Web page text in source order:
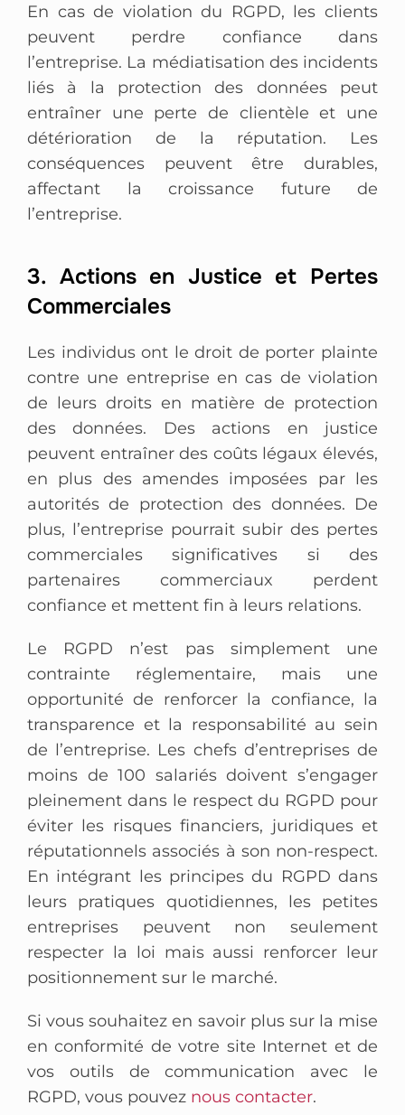
En cas de violation du RGPD, les clients
peuvent perdre confiance dans
l’entreprise. La médiatisation des incidents
liés à la protection des données peut
entraîner une perte de clientèle et une
détérioration de la réputation. Les
conséquences peuvent être durables,
affectant la croissance future de
l’entreprise.
3. Actions en Justice et Pertes
Commerciales
Les individus ont le droit de porter plainte
contre une entreprise en cas de violation
de leurs droits en matière de protection
des données. Des actions en justice
peuvent entraîner des coûts légaux élevés,
en plus des amendes imposées par les
autorités de protection des données. De
plus, l’entreprise pourrait subir des pertes
commerciales significatives si des
partenaires commerciaux perdent
confiance et mettent fin à leurs relations.
Le RGPD n’est pas simplement une
contrainte réglementaire, mais une
opportunité de renforcer la confiance, la
transparence et la responsabilité au sein
de l’entreprise. Les chefs d’entreprises de
moins de 100 salariés doivent s’engager
pleinement dans le respect du RGPD pour
éviter les risques financiers, juridiques et
réputationnels associés à son non-respect.
En intégrant les principes du RGPD dans
leurs pratiques quotidiennes, les petites
entreprises peuvent non seulement
respecter la loi mais aussi renforcer leur
positionnement sur le marché.
Si vous souhaitez en savoir plus sur la mise
en conformité de votre site Internet et de
vos outils de communication avec le
RGPD, vous pouvez nous contacter.